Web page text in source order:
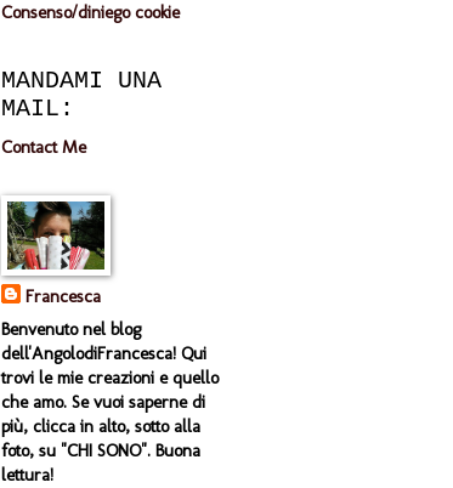
Consenso/diniego cookie
MANDAMI UNA
MAIL:
Contact Me
Francesca
Benvenuto nel blog
dell'AngolodiFrancesca! Qui
trovi le mie creazioni e quello
che amo. Se vuoi saperne di
più, clicca in alto, sotto alla
foto, su "CHI SONO". Buona
lettura!